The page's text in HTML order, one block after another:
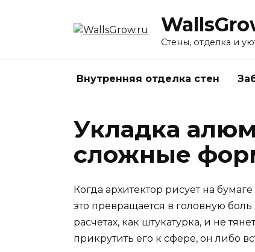
Стены, отделка и
Внутренняя отделка стен
Укладка
сложные
Когда архитектор рисует на
это превращается в головную
расчетах, как штукатурка, и не
прикрутить его к сфере, он либо